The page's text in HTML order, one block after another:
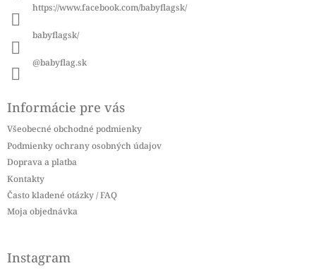
https://www.facebook.com/babyflagsk/
babyflagsk/
@babyflag.sk
Informácie pre vás
Všeobecné obchodné podmienky
Podmienky ochrany osobných údajov
Doprava a platba
Kontakty
Často kladené otázky / FAQ
Moja objednávka
Instagram